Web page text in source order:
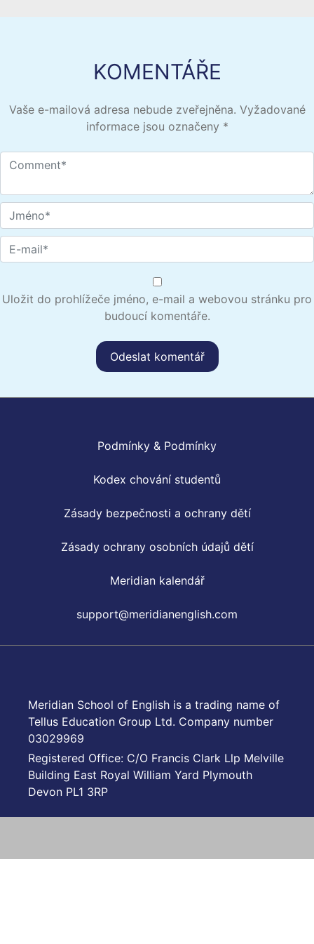
KOMENTÁŘE
Vaše e-mailová adresa nebude zveřejněna. Vyžadované
informace jsou označeny *
Uložit do prohlížeče jméno, e-mail a webovou stránku pro
budoucí komentáře.
Podmínky & Podmínky
Kodex chování studentů
Zásady bezpečnosti a ochrany dětí
Zásady ochrany osobních údajů dětí
Meridian kalendář
support@meridianenglish.com
Meridian School of English is a trading name of
Tellus Education Group Ltd. Company number
03029969
Registered Ofﬁce: C/O Francis Clark Llp Melville
Building East Royal William Yard Plymouth
Devon PL1 3RP